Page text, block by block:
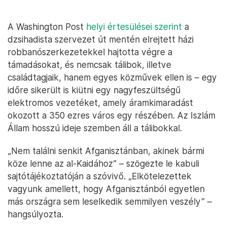
A Washington Post helyi értesülései szerint a
dzsihadista szervezet út mentén elrejtett házi
robbanószerkezetekkel hajtotta végre a
támadásokat, és nemcsak tálibok, illetve
családtagjaik, hanem egyes közművek ellen is – egy
időre sikerült is kiütni egy nagyfeszültségű
elektromos vezetéket, amely áramkimaradást
okozott a 350 ezres város egy részében. Az Iszlám
Állam hosszú ideje szemben áll a tálibokkal.
„Nem találni senkit Afganisztánban, akinek bármi
köze lenne az al-Kaidához” – szögezte le kabuli
sajtótájékoztatóján a szóvivő. „Elkötelezettek
vagyunk amellett, hogy Afganisztánból egyetlen
más országra sem leselkedik semmilyen veszély” –
hangsúlyozta.